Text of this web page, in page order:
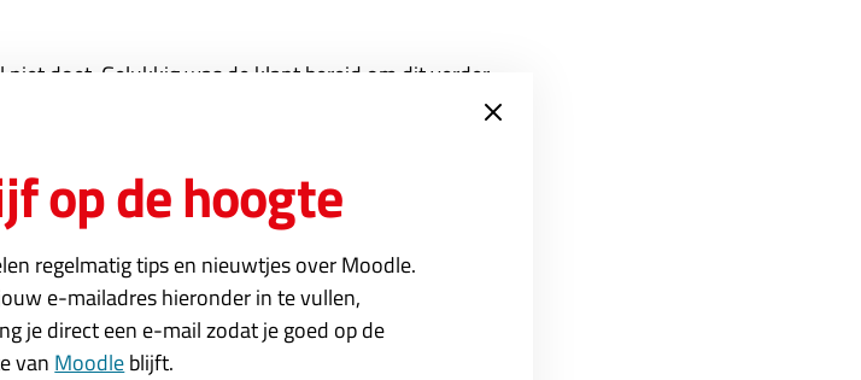
doet. Gelukkig was de klant bereid om dit verder
door Moodle en deze zijn ook noodzakelijk voor de
plaatst nu tracking cookies?
In Moodle stonden meerdere video’s van Youtube. En
probleem lag daarmee buiten Avetica en de site kon
op de hoogte
regelmatig tips en nieuwtjes over Moodle.
e-mailadres hieronder in te vullen,
je direct een e-mail zodat je goed op de
van Moodleblijft.